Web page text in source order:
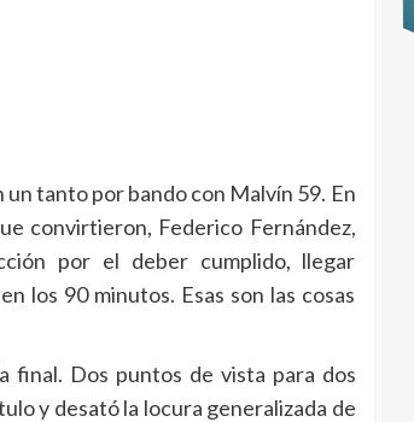
tanto por bando con Malvín 59. En
convirtieron, Federico Fernández,
por el deber cumplido, llegar
los 90 minutos. Esas son las cosas
final. Dos puntos de vista para dos
y desató la locura generalizada de